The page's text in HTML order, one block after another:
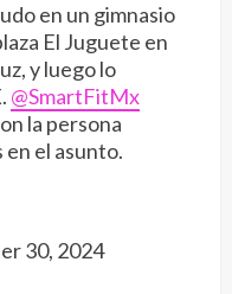
en un gimnasio
El Juguete en
y luego lo
@SmartFitMx
la persona
el asunto.
30, 2024